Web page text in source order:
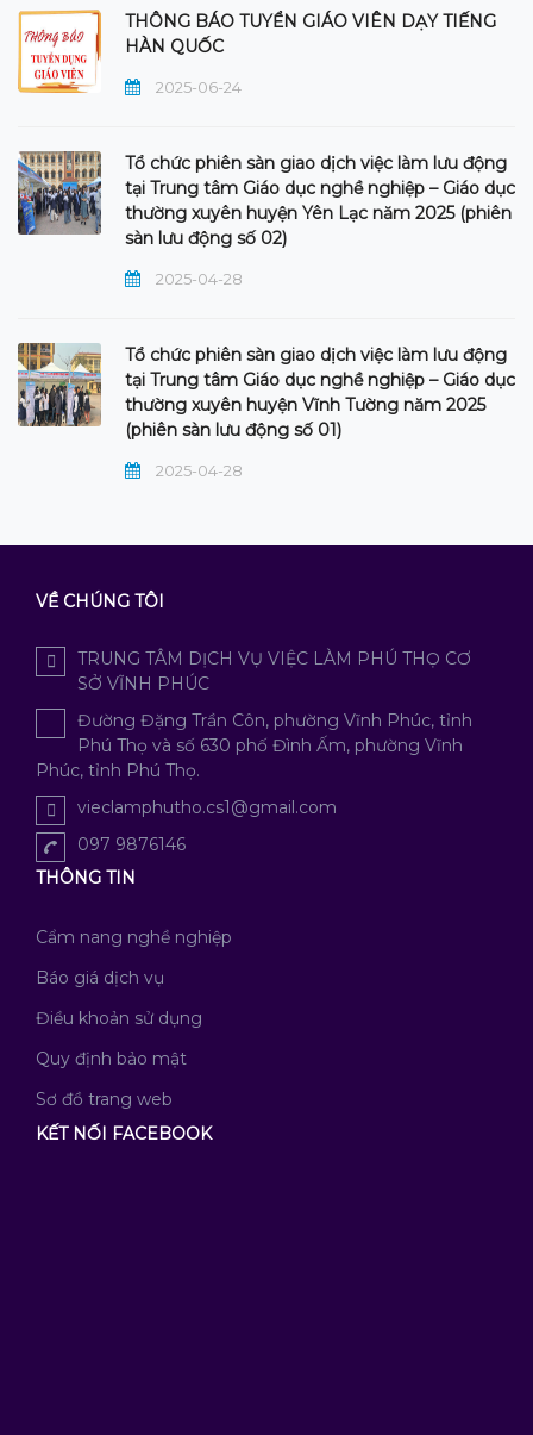
THÔNG BÁO TUYỂN GIÁO VIÊN DẠY TIẾNG
HÀN QUỐC
2025-06-24
Tổ chức phiên sàn giao dịch việc làm lưu động
tại Trung tâm Giáo dục nghề nghiệp – Giáo dục
thường xuyên huyện Yên Lạc năm 2025 (phiên
sàn lưu động số 02)
2025-04-28
Tổ chức phiên sàn giao dịch việc làm lưu động
tại Trung tâm Giáo dục nghề nghiệp – Giáo dục
thường xuyên huyện Vĩnh Tường năm 2025
(phiên sàn lưu động số 01)
2025-04-28
VỀ CHÚNG TÔI
TRUNG TÂM DỊCH VỤ VIỆC LÀM PHÚ THỌ CƠ
SỞ VĨNH PHÚC
Đường Đặng Trần Côn, phường Vĩnh Phúc, tỉnh
Phú Thọ và số 630 phố Đình Ấm, phường Vĩnh
Phúc, tỉnh Phú Thọ.
vieclamphutho.cs1@gmail.com
097 9876146
THÔNG TIN
Cẩm nang nghề nghiệp
Báo giá dịch vụ
Điều khoản sử dụng
Quy định bảo mật
Sơ đồ trang web
KẾT NỐI FACEBOOK